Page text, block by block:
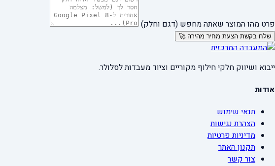
פרט מהו המוצר שאתה מחפש (דגם וחלק)
שלח בקשת הצעת מחיר מהירה 🚀
ייבוא ושיווק חלקי חילוף מקוריים וציוד מעבדות לסלולר.
אודות
תנאי שימוש
הצהרת נגישות
מדיניות פרטיות
תקנון האתר
צור קשר